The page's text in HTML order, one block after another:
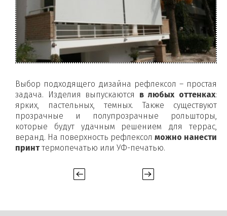
Выбор подходящего дизайна рефлексол – простая
задача. Изделия выпускаются в любых оттенках:
ярких, пастельных, темных. Также существуют
прозрачные и полупрозрачные рольшторы,
которые будут удачным решением для террас,
веранд. На поверхность рефлексол можно нанести
принттермопечатью или УФ-печатью.